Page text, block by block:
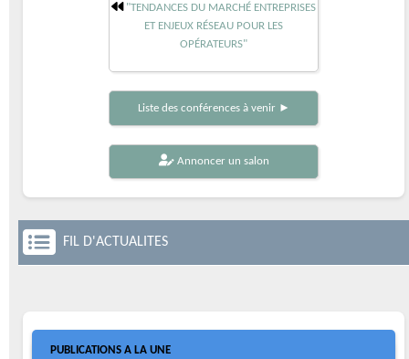
"TENDANCES DU MARCHÉ ENTREPRISES
ET ENJEUX RÉSEAU POUR LES
OPÉRATEURS"
Liste des conférences à venir ►
Annoncer un salon
FIL D'ACTUALITES
PUBLICATIONS A LA UNE